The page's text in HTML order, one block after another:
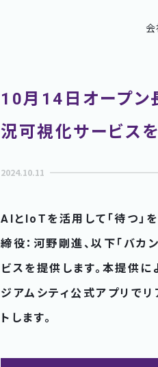
10月14日オープン
況可視化サービス
2024.10.11
AIとIoTを活用して「待つ」
締役：河野剛進、以下「バカ
ビスを提供します。本提供
ジアムシティ公式アプリで
トします。